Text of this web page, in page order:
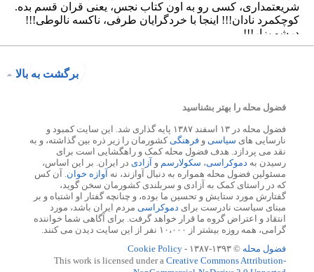
برگشت به بالا
فضول محله را بهتر بشناسید
فضول محله در ۱۳ اسفند ۱۳۸۷ پایه گذاری شد. این سایت کمبود و
نارسایی های سیاسی و فرهنگیکشورمان را زیر ذره بین گذاشته، و به
نقد می پردازد. هدف فضول محله کمک و راهگشایی است برای
رسیدن به دموکراسی، سکولارسم و آزادی در ایران. بر این اساس،
مسئولین فضول محله همواره به دنبال آوازند، نه آوازه خوان. آن کس
که در راستای کمک به آزادی و سربلندی کشورمان سخن گوید،
گفتارش مورد ستایش و تحسین ما بوده، و چنانچه گفتار او اشتباه و بر
مبنای سیاست نادرست برای دموکراسی مردم ایران باشد، مورد
انتقاد و اعتراض گروه ما قرار خواهد گرفت. برای آگاهی شما خواننده
گرامی، همه روزه بیشتر از ۱۰،۰۰۰ نفر از این سایت دیدن می کنند.
فضول محله © ۱۳۹۳-۱۳۸۷ -
Cookie Policy
This work is licensed under a Creative Commons Attribution-